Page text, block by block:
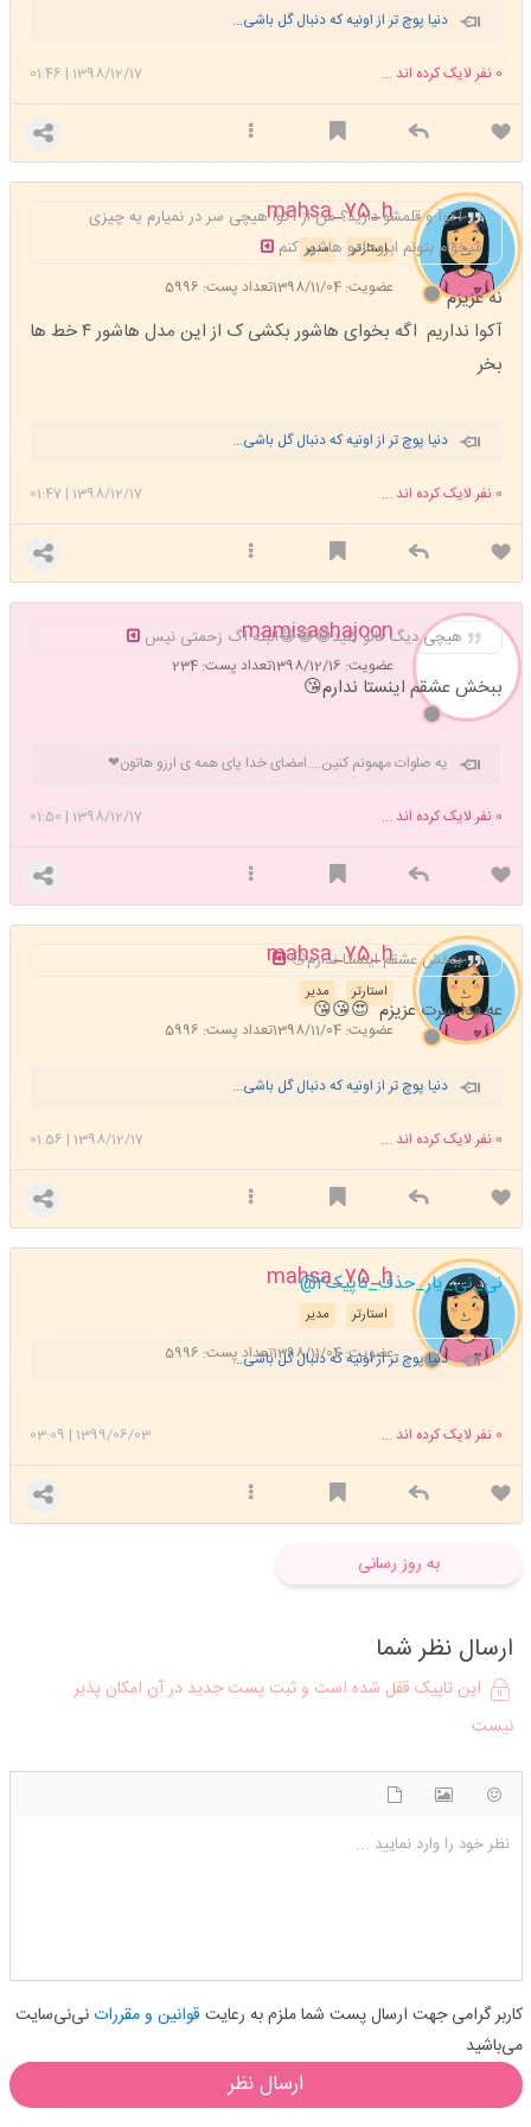
دنیا پوچ تر از اونیه که دنبال گل باشی...
1398/12/17
|
01:46 0 نفر لایک کرده اند ...
mahsa_75_h
مدیر استارتر
عضویت: 1398/11/04 تعداد پست: 5996
آکوآ و قلمشو دارید؟ من از آکوا هیچی سر در نمیارم یه چیزی
میخوام بتونم ابروهامو هاشور کنم
نه عزیزم
آکوا نداریم اگه بخوای هاشور بکشی ک از این مدل هاشور ۴ خط ها
بخر
دنیا پوچ تر از اونیه که دنبال گل باشی...
1398/12/17
|
01:47 0 نفر لایک کرده اند ...
mamisashajoon
عضویت: 1398/12/16 تعداد پست: 234
هیچی دیگ فالو کنید😂😂😂البته اگ زحمتی نیس
ببخش عشقم اینستا ندارم😘
یه صلوات مهمونم کنین....امضای خدا پای همه ی ارزو هاتون❤
1398/12/17
|
01:50 0 نفر لایک کرده اند ...
mahsa_75_h
مدیر استارتر
عضویت: 1398/11/04 تعداد پست: 5996
ببخش عشقم اینستا ندارم😘
عه فدا سرت عزیزم 😍😘😘
دنیا پوچ تر از اونیه که دنبال گل باشی...
1398/12/17
|
01:56 0 نفر لایک کرده اند ...
mahsa_75_h
مدیر استارتر
عضویت: 1398/11/04 تعداد پست: 5996
@نی_نی_یار_حذف_تاپیک2
دنیا پوچ تر از اونیه که دنبال گل باشی...
1399/06/03
|
03:09 0 نفر لایک کرده اند ...
به روز رسانی
ارسال نظر شما
این تاپیک قفل شده است و ثبت پست جدید در آن امکان پذیر
نیست
نظر خود را وارد نمایید ...
کاربر گرامی جهت ارسال پست شما ملزم به رعایت قوانین و مقرراتنی‌نی‌سایت
می‌باشید
ارسال نظر